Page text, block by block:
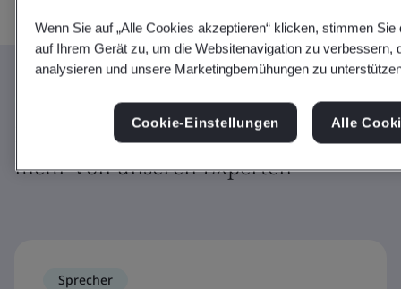
Erfahren Sie in diesem Webinar
mehr von unseren Experten
Sprecher
Wenn Sie auf „Alle Cookies akzeptieren“ klicken, stimmen
auf Ihrem Gerät zu, um die Websitenavigation zu verbessern,
analysieren und unsere Marketingbemühungen zu
Cookie-Einstellungen Alle